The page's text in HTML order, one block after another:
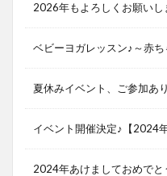
2026年もよろしくお願いし
ベビーヨガレッスン♪～赤
夏休みイベント、ご参加あ
イベント開催決定♪【2024
2024年あけましておめでと